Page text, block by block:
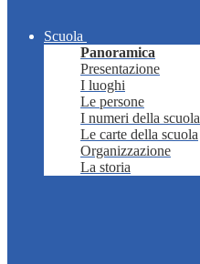
Scuola
Panoramica
Presentazione
I luoghi
Le persone
I numeri della scuola
Le carte della scuola
Organizzazione
La storia